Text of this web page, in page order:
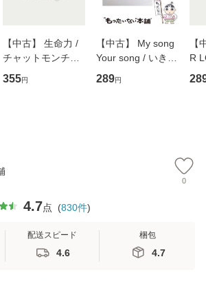
【中古】 生命力 /
チャットモンチー /
キューンレコード
[CD]【メール便送
355円
【中古】 My song
Your song / いきも
のがかり / [CD]
【メール便送料無
289円
【
R
産
0
4.7点 (830件)
配送スピード
4.6
梱包
4.7